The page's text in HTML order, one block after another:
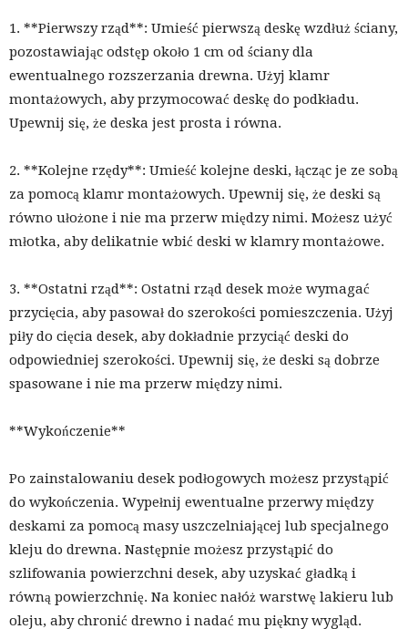
1. **Pierwszy rząd**: Umieść pierwszą deskę wzdłuż ściany,
pozostawiając odstęp około 1 cm od ściany dla
ewentualnego rozszerzania drewna. Użyj klamr
montażowych, aby przymocować deskę do podkładu.
Upewnij się, że deska jest prosta i równa.
2. **Kolejne rzędy**: Umieść kolejne deski, łącząc je ze sobą
za pomocą klamr montażowych. Upewnij się, że deski są
równo ułożone i nie ma przerw między nimi. Możesz użyć
młotka, aby delikatnie wbić deski w klamry montażowe.
3. **Ostatni rząd**: Ostatni rząd desek może wymagać
przycięcia, aby pasował do szerokości pomieszczenia. Użyj
piły do cięcia desek, aby dokładnie przyciąć deski do
odpowiedniej szerokości. Upewnij się, że deski są dobrze
spasowane i nie ma przerw między nimi.
**Wykończenie**
Po zainstalowaniu desek podłogowych możesz przystąpić
do wykończenia. Wypełnij ewentualne przerwy między
deskami za pomocą masy uszczelniającej lub specjalnego
kleju do drewna. Następnie możesz przystąpić do
szlifowania powierzchni desek, aby uzyskać gładką i
równą powierzchnię. Na koniec nałóż warstwę lakieru lub
oleju, aby chronić drewno i nadać mu piękny wygląd.